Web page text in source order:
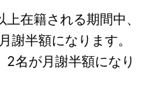
在籍される期間中、
月謝半額になります。
2名が月謝半額になり